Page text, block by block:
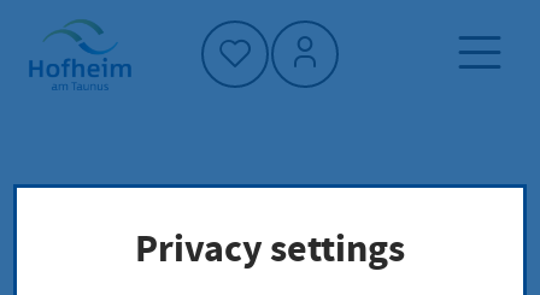
Home"
Privacy settings